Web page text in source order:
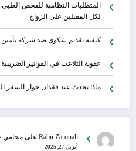
المتطلبات النظامية للفحص
لكل المقبلين على الزواج
كيفية تقديم شكوى ضد شركة
عقوبة التلاعب في الفواتير
ماذا يحدث عند فقدان جواز السفر
Rabii Zarouali على محامي
أبريل 27, 2025